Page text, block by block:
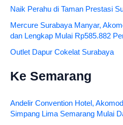
Naik Perahu di Taman Prestasi
Mercure Surabaya Manyar,
dan Lengkap Mulai Rp585.882
Outlet Dapur Cokelat Surabaya
Ke Semarang
Andelir Convention Hotel,
Simpang Lima Semarang Mulai